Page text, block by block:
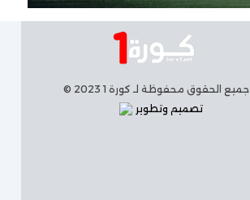
جميع الحقوق محفوظة لـ كورة 1 2023 ©
تصميم وتطوير